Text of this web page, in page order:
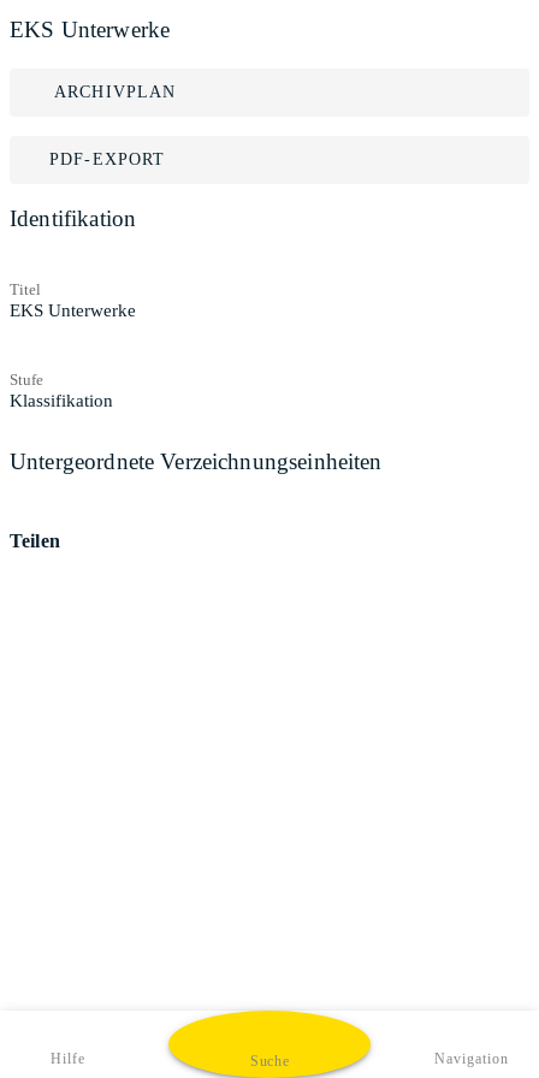
EKS Unterwerke
ARCHIVPLAN
PDF-EXPORT
Identifikation
Titel
EKS Unterwerke
Stufe
Klassifikation
Untergeordnete Verzeichnungseinheiten
Teilen
Hilfe Suche Navigation